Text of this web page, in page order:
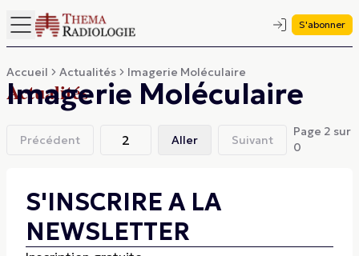
S'abonner
Accueil Actualités Imagerie Moléculaire
Actualités
Imagerie Moléculaire
Précédent Aller Suivant
Page 2 sur
0
S'INSCRIRE A LA
NEWSLETTER